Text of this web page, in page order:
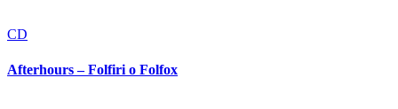
CD
Afterhours – Folfiri o Folfox